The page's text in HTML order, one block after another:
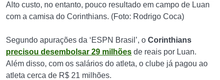
Alto custo, no entanto, pouco resultado em campo de Luan
com a camisa do Corinthians. (Foto: Rodrigo Coca)
Segundo apurações da ‘ESPN Brasil’, o Corinthians
precisou desembolsar 29 milhões de reais por Luan.
Além disso, com os salários do atleta, o clube já pagou ao
atleta cerca de R$ 21 milhões.